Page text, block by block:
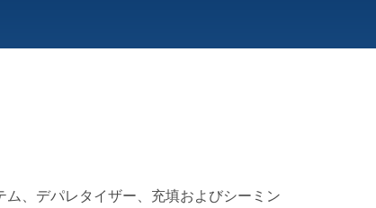
、デパレタイザー、充填およびシーミン